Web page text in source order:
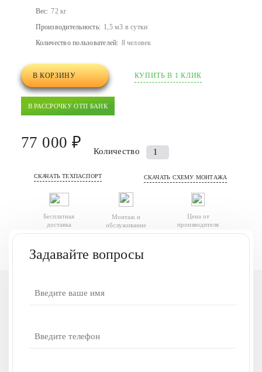
Вес: 72 кг
Производительность: 1,5 м3 в сутки
Количество пользователей: 8 человек
В КОРЗИНУ КУПИТЬ В 1 КЛИК
В РАССРОЧКУ ОТП БАНК
77 000 ₽ КоличествоКоличество
Септик
канализация)
БИО
СКАЧАТЬ ТЕХПАСПОРТ СКАЧАТЬ СХЕМУ МОНТАЖА
Бесплатная
доставка
Монтаж и
обслуживание
Цена от
производителя
У вас есть вопросы
консультация?
Задавайте вопросы